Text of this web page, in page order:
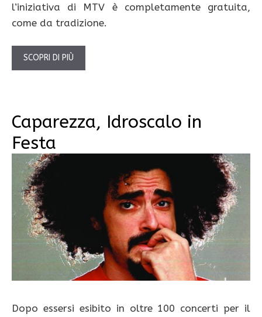
l’iniziativa di MTV è completamente gratuita,
come da tradizione.
SCOPRI DI PIÙ
Caparezza, Idroscalo in
Festa
Dopo essersi esibito in oltre 100 concerti per il